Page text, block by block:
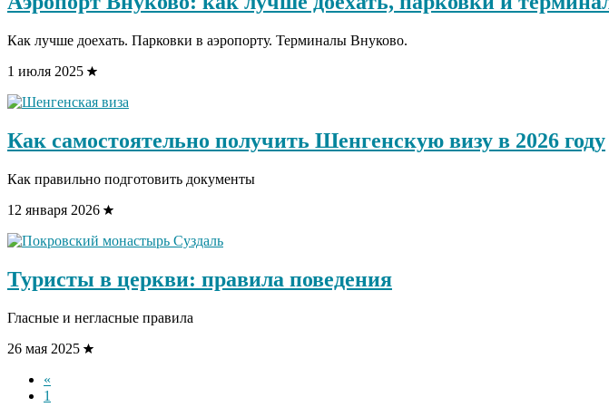
Как лучше доехать. Парковки в аэропорту. Терминалы Внуково.
1 июля 2025
Как самостоятельно получить Шенгенскую визу в 2026 году
Как правильно подготовить документы
12 января 2026
Туристы в церкви: правила поведения
Гласные и негласные правила
26 мая 2025
«
Страница
1